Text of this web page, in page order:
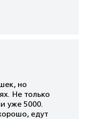
но
Не только
уже 5000.
едут